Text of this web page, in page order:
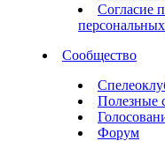
Согласие
Сообщество
Полезные
Форум